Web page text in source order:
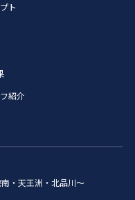
ト
紹介
南・天王洲・北品川～